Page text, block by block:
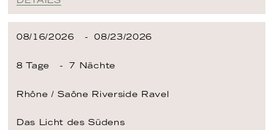
08/16/2026 08/23/2026
8 Tage 7 Nächte
Rhône / Saône Riverside Ravel
Das Licht des Südens